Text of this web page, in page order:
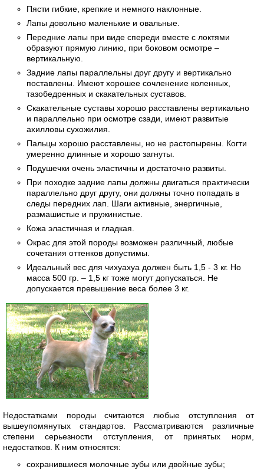
Пясти гибкие, крепкие и немного наклонные.
Лапы довольно маленькие и овальные.
Передние лапы при виде спереди вместе с локтями
образуют прямую линию, при боковом осмотре –
вертикальную.
Задние лапы параллельны друг другу и вертикально
поставлены. Имеют хорошее сочленение коленных,
тазобедренных и скакательных суставов.
Скакательные суставы хорошо расставлены вертикально
и параллельно при осмотре сзади, имеют развитые
ахилловы сухожилия.
Пальцы хорошо расставлены, но не растопырены. Когти
умеренно длинные и хорошо загнуты.
Подушечки очень эластичны и достаточно развиты.
При походке задние лапы должны двигаться практически
параллельно друг другу, они должны точно попадать в
следы передних лап. Шаги активные, энергичные,
размашистые и пружинистые.
Кожа эластичная и гладкая.
Окрас для этой породы возможен различный, любые
сочетания оттенков допустимы.
Идеальный вес для чихуахуа должен быть 1,5 - 3 кг. Но
масса 500 гр. – 1,5 кг тоже могут допускаться. Не
допускается превышение веса более 3 кг.
Недостатками породы считаются любые отступления от
вышеупомянутых стандартов. Рассматриваются различные
степени серьезности отступления, от принятых норм,
недостатков. К ним относятся:
сохранившиеся молочные зубы или двойные зубы;